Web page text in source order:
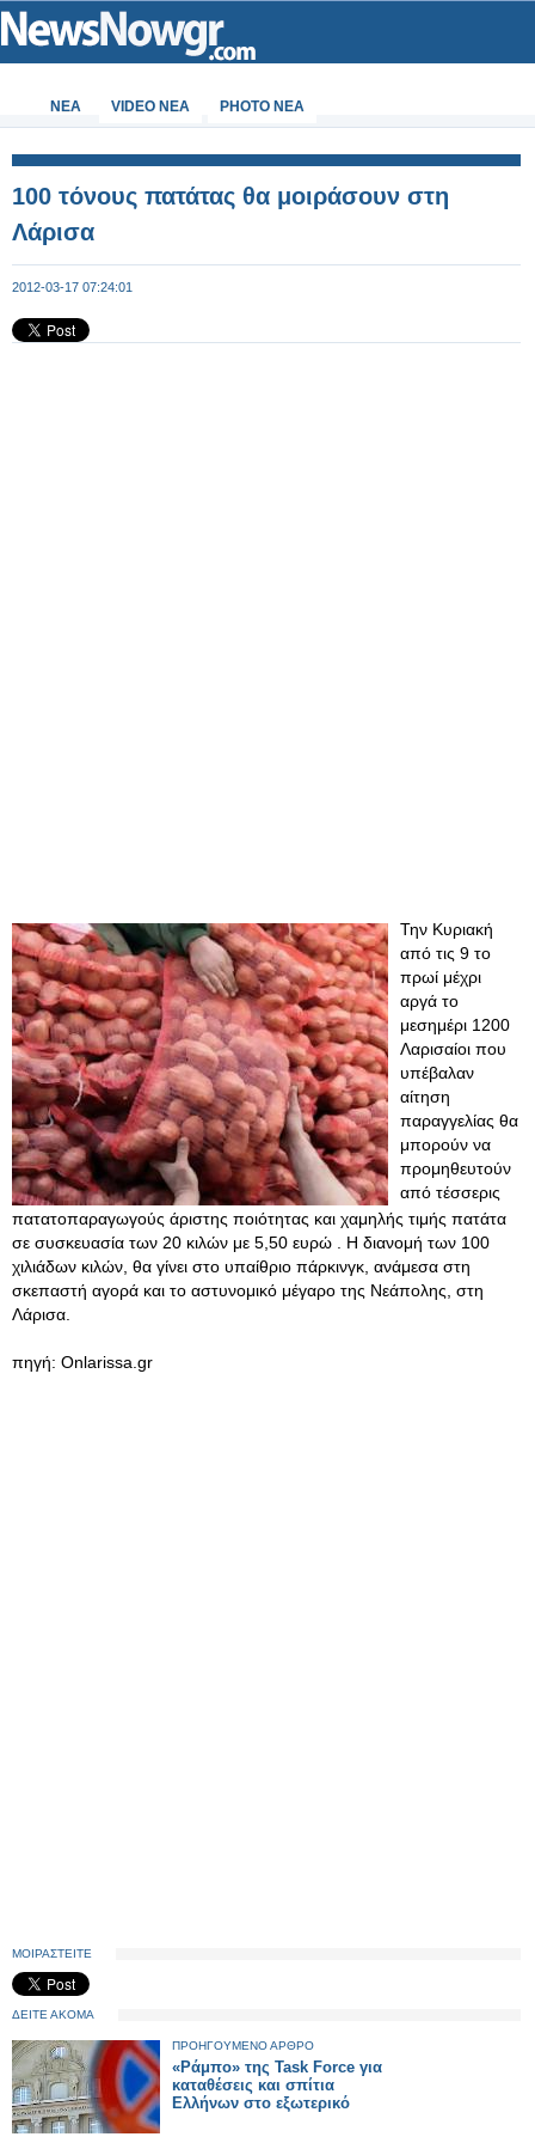
ΝΕΑ VIDEO NEA PHOTO NEA
100 τόνους πατάτας θα μοιράσουν στη
Λάρισα
2012-03-17 07:24:01
Την Κυριακή
από τις 9 το
πρωί μέχρι
αργά το
μεσημέρι 1200
Λαρισαίοι που
υπέβαλαν
αίτηση
παραγγελίας θα
μπορούν να
προμηθευτούν
από τέσσερις
πατατοπαραγωγούς άριστης ποιότητας και χαμηλής τιμής πατάτα
σε συσκευασία των 20 κιλών με 5,50 ευρώ . Η διανομή των 100
χιλιάδων κιλών, θα γίνει στο υπαίθριο πάρκινγκ, ανάμεσα στη
σκεπαστή αγορά και το αστυνομικό μέγαρο της Νεάπολης, στη
Λάρισα.
πηγή: Onlarissa.gr
ΜΟΙΡΑΣΤΕΙΤΕ
ΔΕΙΤΕ ΑΚΟΜΑ
ΠΡΟΗΓΟΥΜΕΝΟ ΑΡΘΡΟ
«Ράμπο» της Task Force για
καταθέσεις και σπίτια
Ελλήνων στο εξωτερικό